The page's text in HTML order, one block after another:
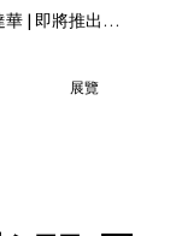
華 | 即將推出…
展覽